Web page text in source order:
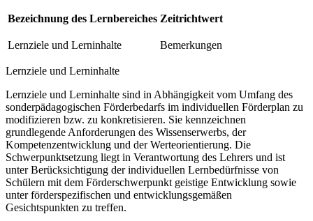
Bezeichnung des Lernbereiches Zeitrichtwert
Lernziele und Lerninhalte Bemerkungen
Lernziele und Lerninhalte
Lernziele und Lerninhalte sind in Abhängigkeit vom Umfang des
sonderpädagogischen Förderbedarfs im individuellen Förderplan zu
modifizieren bzw. zu konkretisieren. Sie kennzeichnen
grundlegende Anforderungen des Wissenserwerbs, der
Kompetenzentwicklung und der Werteorientierung. Die
Schwerpunktsetzung liegt in Verantwortung des Lehrers und ist
unter Berücksichtigung der individuellen Lernbedürfnisse von
Schülern mit dem Förderschwerpunkt geistige Entwicklung sowie
unter förderspezifischen und entwicklungsgemäßen
Gesichtspunkten zu treffen.